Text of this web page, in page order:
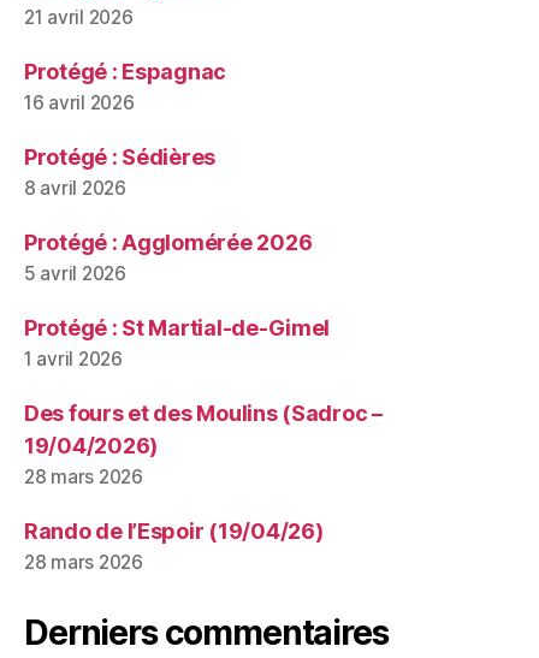
21 avril 2026
Protégé : Espagnac
16 avril 2026
Protégé : Sédières
8 avril 2026
Protégé : Agglomérée 2026
5 avril 2026
Protégé : St Martial-de-Gimel
1 avril 2026
Des fours et des Moulins (Sadroc –
19/04/2026)
28 mars 2026
Rando de l’Espoir (19/04/26)
28 mars 2026
Derniers commentaires